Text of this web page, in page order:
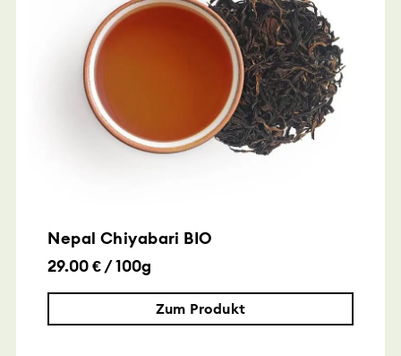
Nepal Chiyabari BIO
29.00 € / 100g
Zum Produkt